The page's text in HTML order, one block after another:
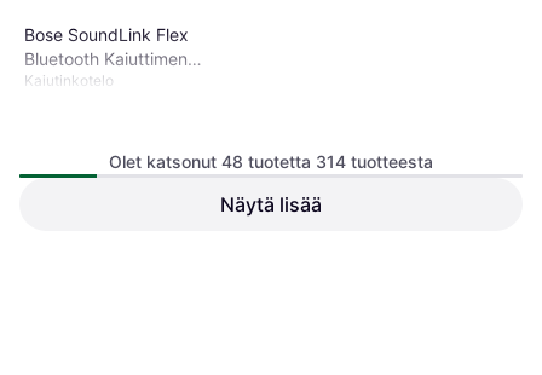
Bose SoundLink Flex
Bluetooth Kaiuttimen
Kantolaukku
Kaiutinkotelo
Olet katsonut 48 tuotetta 314 tuotteesta
Näytä lisää